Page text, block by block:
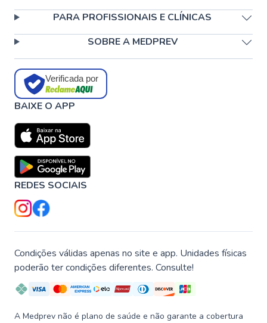
PARA PROFISSIONAIS E CLÍNICAS
SOBRE A MEDPREV
Verificada por
BAIXE O APP
REDES SOCIAIS
Condições válidas apenas no site e app. Unidades físicas
poderão ter condições diferentes. Consulte!
A Medprev não é plano de saúde e não garante a cobertura